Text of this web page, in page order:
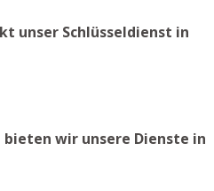
unser Schlüsseldienst in
wir unsere Dienste in